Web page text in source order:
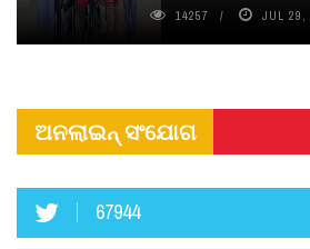
14257 JUL 29,
ଅନଲାଇନ୍ ସଂଯୋଗ
67944